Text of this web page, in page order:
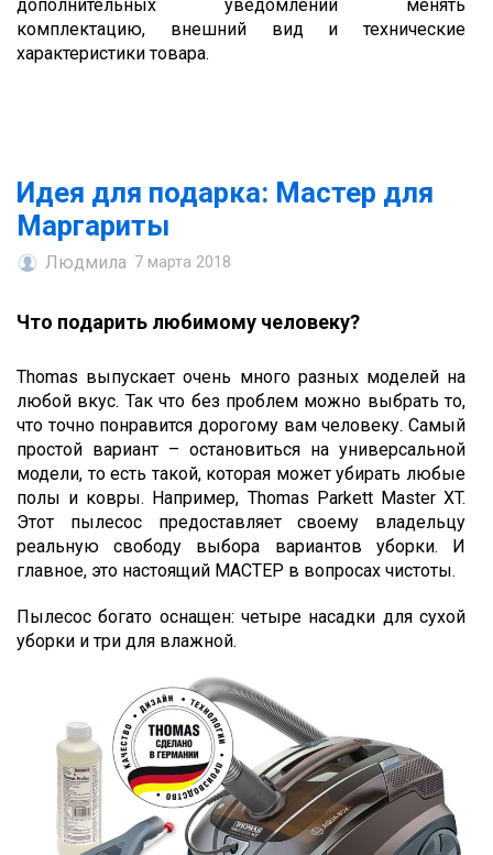
дополнительных уведомлений менять
комплектацию, внешний вид и технические
характеристики товара.
Идея для подарка: Мастер для
Маргариты
Людмила 7 марта 2018
Что подарить любимому человеку?
Thomas выпускает очень много разных моделей на
любой вкус. Так что без проблем можно выбрать то,
что точно понравится дорогому вам человеку. Самый
простой вариант – остановиться на универсальной
модели, то есть такой, которая может убирать любые
полы и ковры. Например, Thomas Parkett Master XT.
Этот пылесос предоставляет своему владельцу
реальную свободу выбора вариантов уборки. И
главное, это настоящий МАСТЕР в вопросах чистоты.
Пылесос богато оснащен: четыре насадки для сухой
уборки и три для влажной.